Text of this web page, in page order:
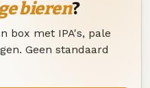
bieren?
box met IPA's, pale
Geen standaard